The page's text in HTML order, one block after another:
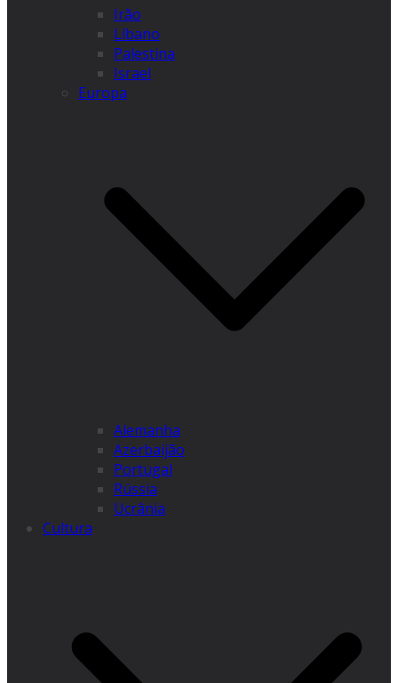
Irão
Líbano
Palestina
Israel
Europa
Alemanha
Azerbaijão
Portugal
Rússia
Ucrânia
Cultura